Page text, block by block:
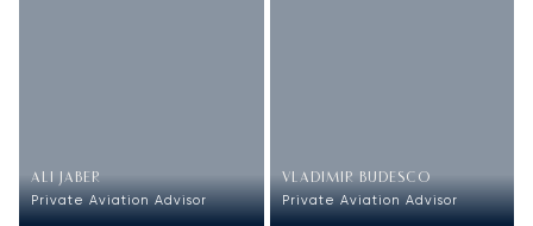
ALI JABER
Private Aviation Advisor
VLADIMIR BUDESCO
Private Aviation Advisor